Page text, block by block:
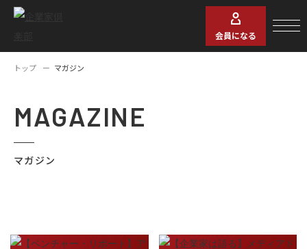
会員になる
トップ マガジン
MAGAZINE
マガジン